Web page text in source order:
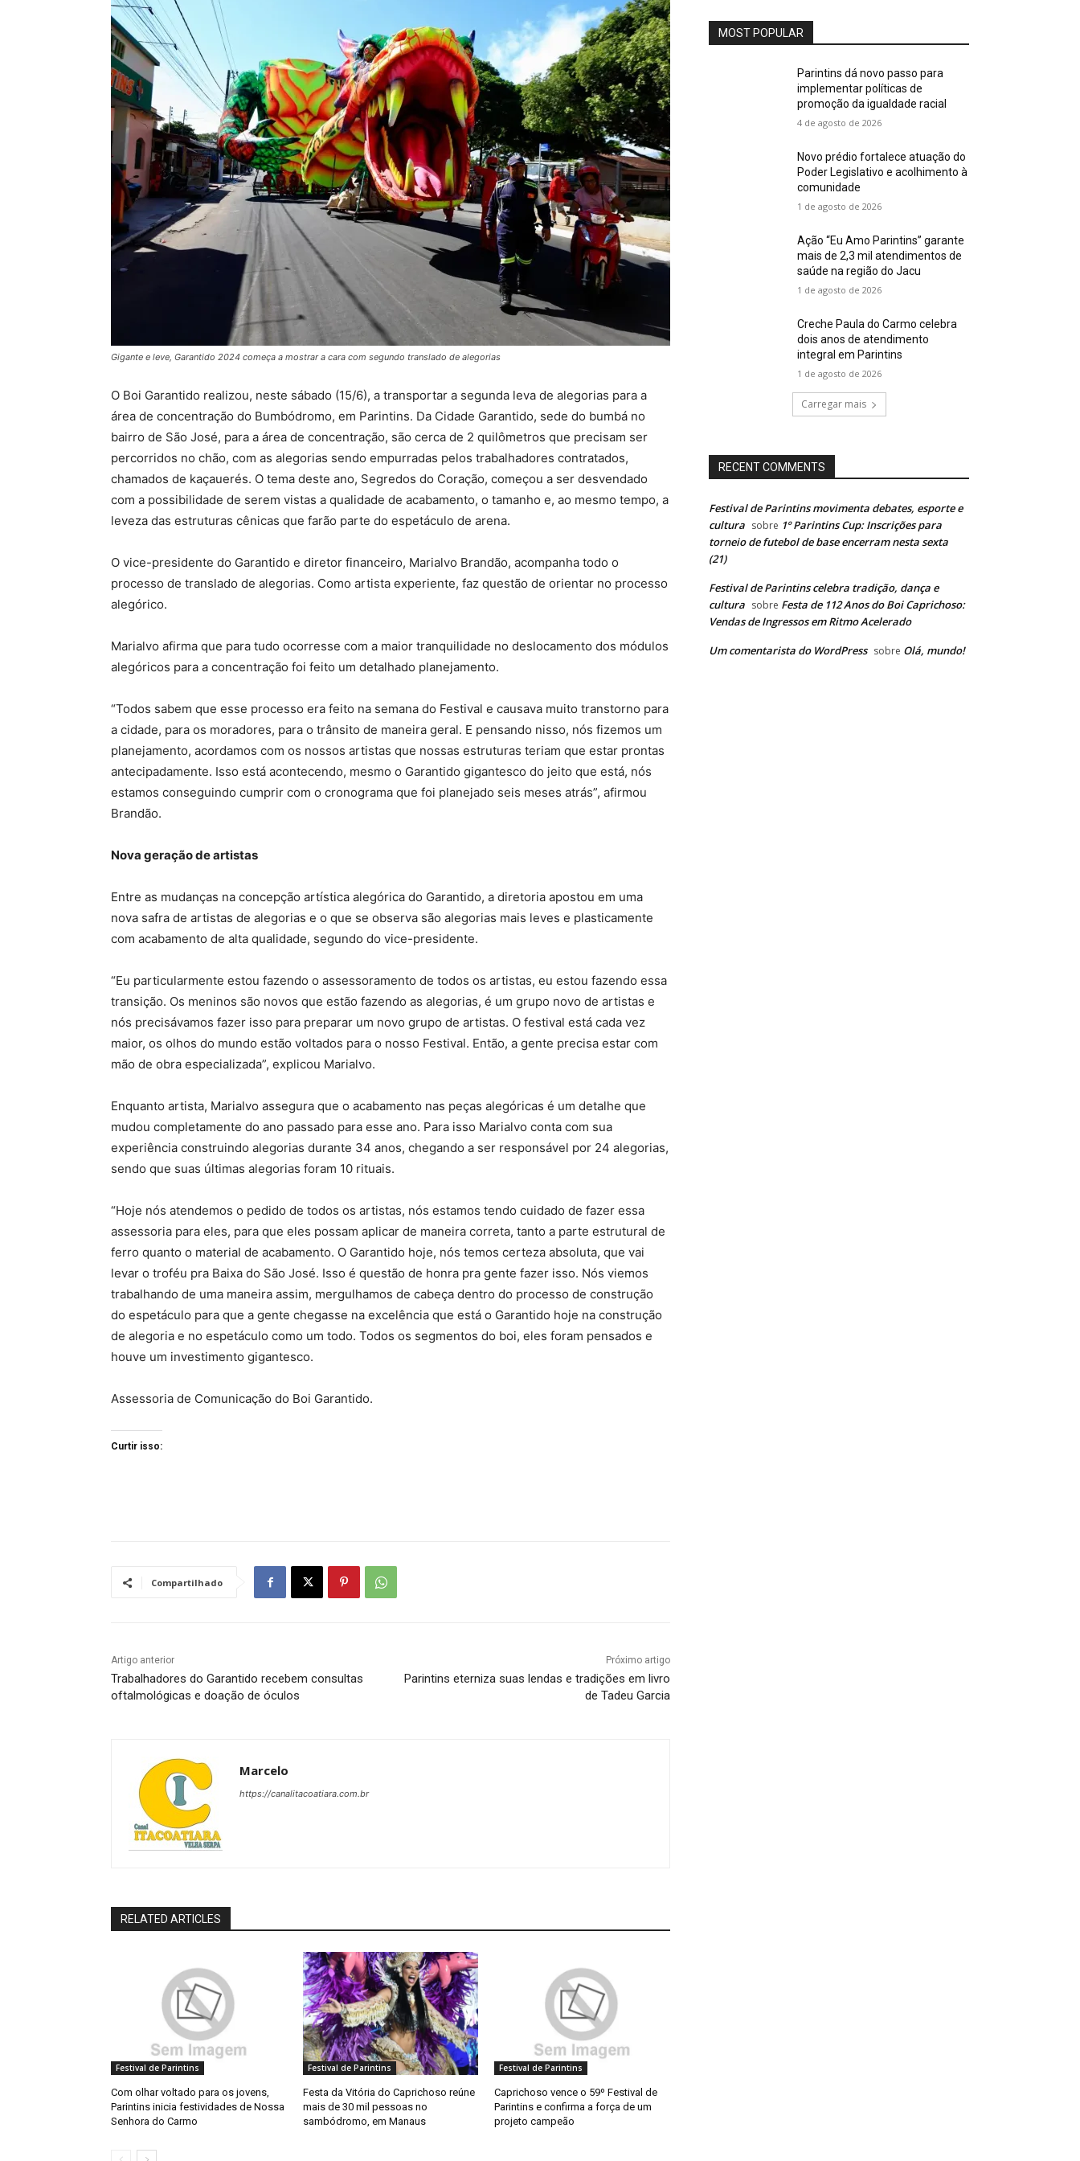
Gigante e leve, Garantido 2024 começa a mostrar a cara com segundo translado de alegorias
O Boi Garantido realizou, neste sábado (15/6), a transportar a segunda leva de alegorias para a
área de concentração do Bumbódromo, em Parintins. Da Cidade Garantido, sede do bumbá no
bairro de São José, para a área de concentração, são cerca de 2 quilômetros que precisam ser
percorridos no chão, com as alegorias sendo empurradas pelos trabalhadores contratados,
chamados de kaçauerés. O tema deste ano, Segredos do Coração, começou a ser desvendado
com a possibilidade de serem vistas a qualidade de acabamento, o tamanho e, ao mesmo tempo, a
leveza das estruturas cênicas que farão parte do espetáculo de arena.
O vice-presidente do Garantido e diretor financeiro, Marialvo Brandão, acompanha todo o
processo de translado de alegorias. Como artista experiente, faz questão de orientar no processo
alegórico.
Marialvo afirma que para tudo ocorresse com a maior tranquilidade no deslocamento dos módulos
alegóricos para a concentração foi feito um detalhado planejamento.
“Todos sabem que esse processo era feito na semana do Festival e causava muito transtorno para
a cidade, para os moradores, para o trânsito de maneira geral. E pensando nisso, nós fizemos um
planejamento, acordamos com os nossos artistas que nossas estruturas teriam que estar prontas
antecipadamente. Isso está acontecendo, mesmo o Garantido gigantesco do jeito que está, nós
estamos conseguindo cumprir com o cronograma que foi planejado seis meses atrás”, afirmou
Brandão.
Nova geração de artistas
Entre as mudanças na concepção artística alegórica do Garantido, a diretoria apostou em uma
nova safra de artistas de alegorias e o que se observa são alegorias mais leves e plasticamente
com acabamento de alta qualidade, segundo do vice-presidente.
“Eu particularmente estou fazendo o assessoramento de todos os artistas, eu estou fazendo essa
transição. Os meninos são novos que estão fazendo as alegorias, é um grupo novo de artistas e
nós precisávamos fazer isso para preparar um novo grupo de artistas. O festival está cada vez
maior, os olhos do mundo estão voltados para o nosso Festival. Então, a gente precisa estar com
mão de obra especializada”, explicou Marialvo.
Enquanto artista, Marialvo assegura que o acabamento nas peças alegóricas é um detalhe que
mudou completamente do ano passado para esse ano. Para isso Marialvo conta com sua
experiência construindo alegorias durante 34 anos, chegando a ser responsável por 24 alegorias,
sendo que suas últimas alegorias foram 10 rituais.
“Hoje nós atendemos o pedido de todos os artistas, nós estamos tendo cuidado de fazer essa
assessoria para eles, para que eles possam aplicar de maneira correta, tanto a parte estrutural de
ferro quanto o material de acabamento. O Garantido hoje, nós temos certeza absoluta, que vai
levar o troféu pra Baixa do São José. Isso é questão de honra pra gente fazer isso. Nós viemos
trabalhando de uma maneira assim, mergulhamos de cabeça dentro do processo de construção
do espetáculo para que a gente chegasse na excelência que está o Garantido hoje na construção
de alegoria e no espetáculo como um todo. Todos os segmentos do boi, eles foram pensados e
houve um investimento gigantesco.
Assessoria de Comunicação do Boi Garantido.
Curtir isso:
Compartilhado
Artigo anterior
Trabalhadores do Garantido recebem consultas
oftalmológicas e doação de óculos
Próximo artigo
Parintins eterniza suas lendas e tradições em livro
de Tadeu Garcia
Marcelo
https://canalitacoatiara.com.br
RELATED ARTICLES
Festival de Parintins
Com olhar voltado para os jovens,
Parintins inicia festividades de Nossa
Senhora do Carmo
Festival de Parintins
Festa da Vitória do Caprichoso reúne
mais de 30 mil pessoas no
sambódromo, em Manaus
Festival de Parintins
Caprichoso vence o 59º Festival de
Parintins e confirma a força de um
projeto campeão
MOST POPULAR
Parintins dá novo passo para
implementar políticas de
promoção da igualdade racial
4 de agosto de 2026
Novo prédio fortalece atuação do
Poder Legislativo e acolhimento à
comunidade
1 de agosto de 2026
Ação “Eu Amo Parintins” garante
mais de 2,3 mil atendimentos de
saúde na região do Jacu
1 de agosto de 2026
Creche Paula do Carmo celebra
dois anos de atendimento
integral em Parintins
1 de agosto de 2026
Carregar mais
RECENT COMMENTS
Festival de Parintins movimenta debates, esporte e
cultura sobre 1º Parintins Cup: Inscrições para
torneio de futebol de base encerram nesta sexta
(21)
Festival de Parintins celebra tradição, dança e
cultura sobre Festa de 112 Anos do Boi Caprichoso:
Vendas de Ingressos em Ritmo Acelerado
Um comentarista do WordPress sobre Olá, mundo!